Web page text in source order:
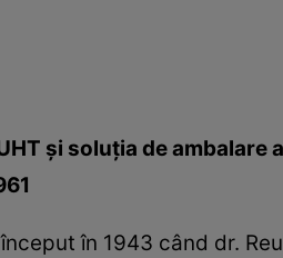
şi soluţia de
în 1943 când dr.